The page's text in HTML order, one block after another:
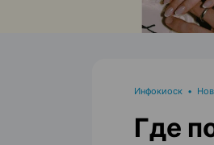
Инфокиоск •
Где